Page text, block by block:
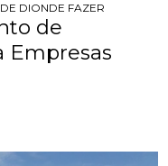
PARA EMPRESAS
DIRECAO DE MOTO PARA
ONDE FAZER
de
Empresas